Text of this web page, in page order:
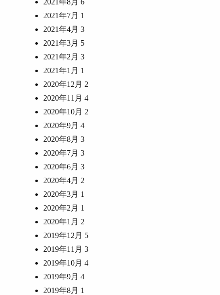
2021年7月 1
2021年4月 3
2021年3月 5
2021年2月 3
2021年1月 1
2020年12月 2
2020年11月 4
2020年10月 2
2020年9月 4
2020年8月 3
2020年7月 3
2020年6月 3
2020年4月 2
2020年3月 1
2020年2月 1
2020年1月 2
2019年12月 5
2019年11月 3
2019年10月 4
2019年9月 4
2019年8月 1